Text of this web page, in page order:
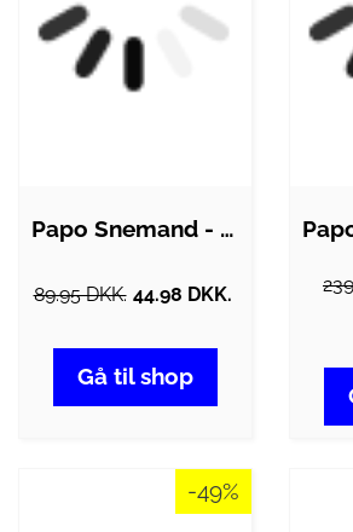
Papo Snemand - H: 7 cm
89.95 DKK. 44.98 DKK.
Gå til shop
-49%